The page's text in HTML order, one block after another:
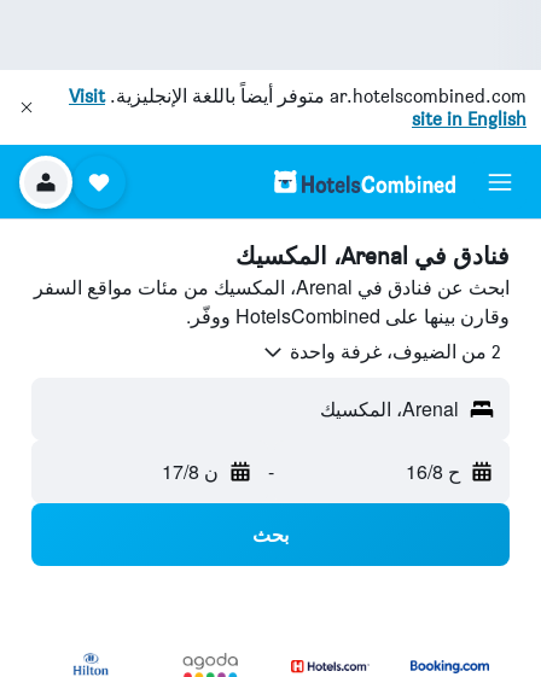
ar.hotelscombined.com متوفر أيضاً باللغة الإنجليزية.Visit
site in English
فنادق في Arenal، المكسيك
ابحث عن فنادق في Arenal، المكسيك من مئات مواقع السفر
وقارن بينها على HotelsCombined ووفّر.
2 من الضيوف، غرفة واحدة
Arenal، المكسيك
ح 16/8 - ن 17/8
بحث